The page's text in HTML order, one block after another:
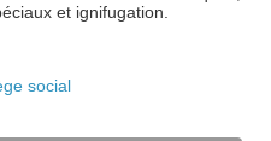
et ignifugation.
social